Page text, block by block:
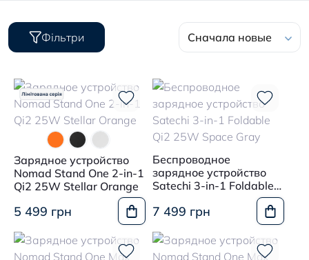
Фільтри Сначала новые
Зарядное устройство
Nomad Stand One 2-in-1
Qi2 25W Stellar Orange
5 499 грн
Беспроводное
зарядное устройство
Satechi 3-in-1 Foldable
Qi2 25W Space Gray
7 499 грн